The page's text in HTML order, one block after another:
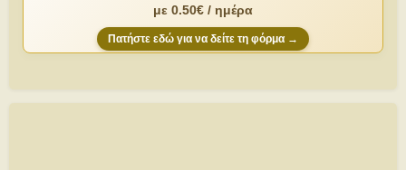
με 0.50€ / ημέρα
Πατήστε εδώ για να δείτε τη φόρμα →